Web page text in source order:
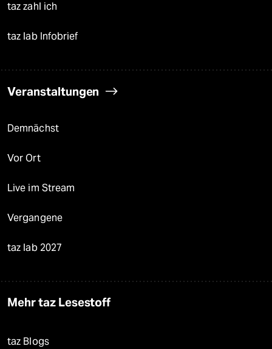
taz zahl ich
taz lab Infobrief
Veranstaltungen
Demnächst
Vor Ort
Live im Stream
Vergangene
taz lab 2027
Mehr taz Lesestoff
taz Blogs